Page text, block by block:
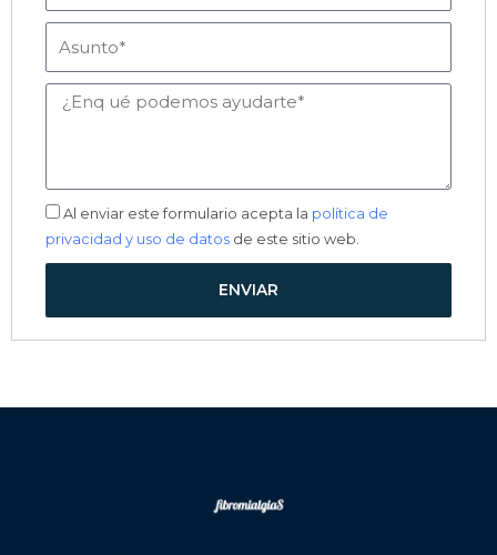
Mensaje
Aceptación
Al enviar este formulario acepta la política de
privacidad y uso de datos de este sitio web.
ENVIAR